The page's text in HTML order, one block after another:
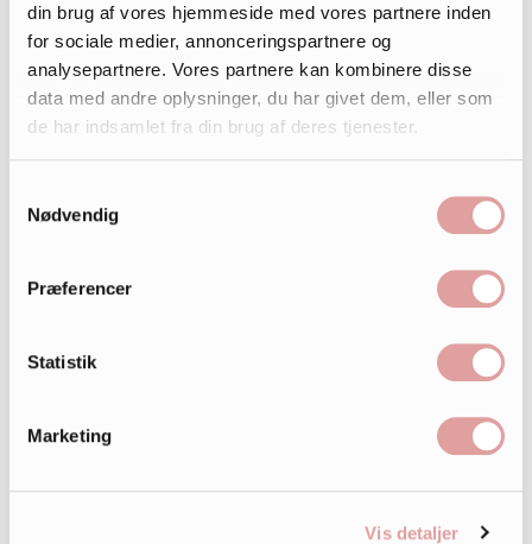
din brug af vores hjemmeside med vores partnere inden
for sociale medier, annonceringspartnere og
analysepartnere. Vores partnere kan kombinere disse
data med andre oplysninger, du har givet dem, eller som
de har indsamlet fra din brug af deres tjenester.
Nødvendig
Præferencer
Statistik
Marketing
Vis detaljer